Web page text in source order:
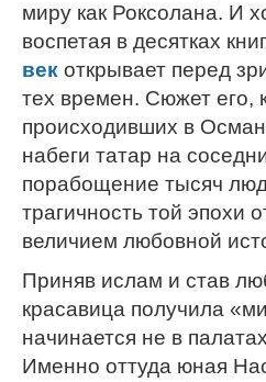
миру как Роксолана. И
воспетая в десятках
век открывает перед
тех времен. Сюжет его,
происходивших в
набеги татар на
порабощение тысяч
трагичность той эпохи
величием любовной
Приняв ислам и став
красавица получила
начинается не в
Именно оттуда юная